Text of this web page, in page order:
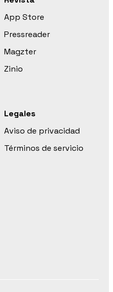
App Store
Pressreader
Magzter
Zinio
Legales
Aviso de privacidad
Términos de servicio